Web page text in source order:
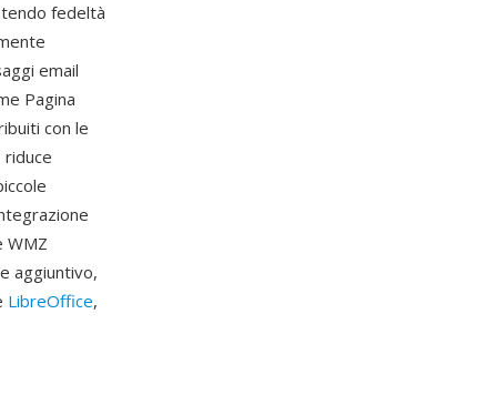
fedeltà
email
Pagina
con le
riduce
WMZ
aggiuntivo,
LibreOffice,